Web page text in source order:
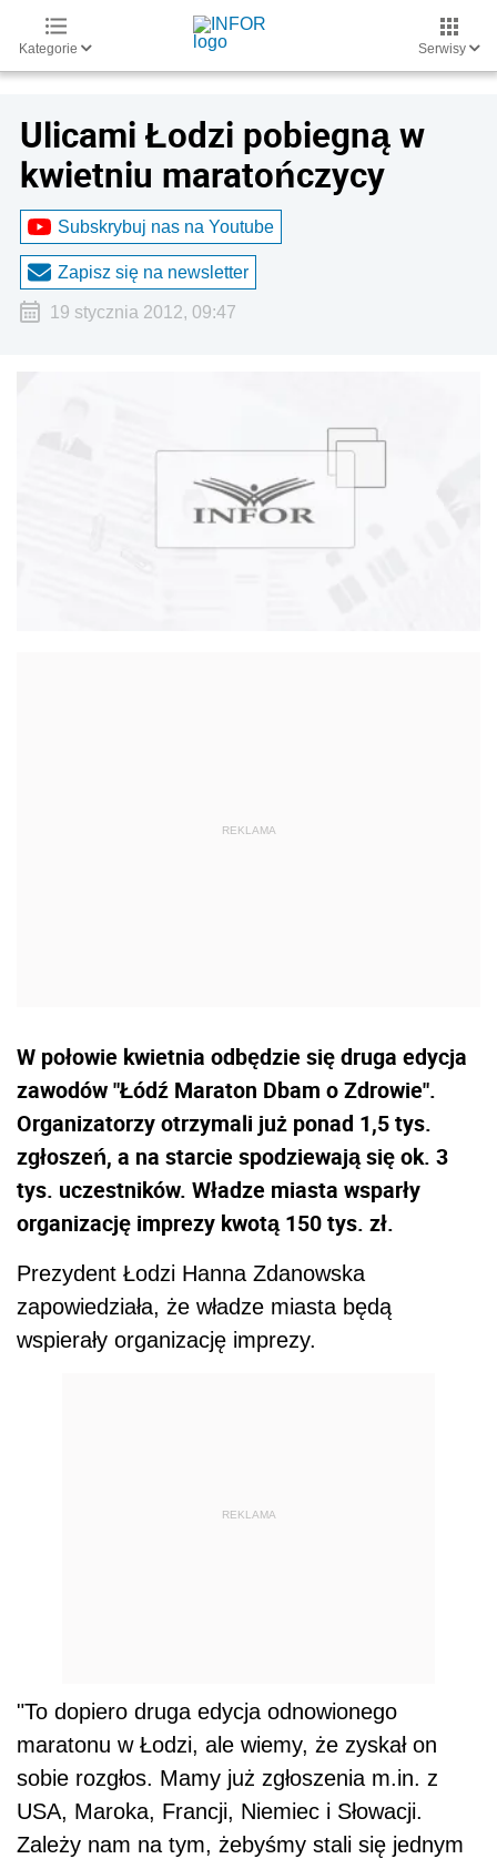
Kategorie Serwisy
Ulicami Łodzi pobiegną w
kwietniu maratończycy
Subskrybuj nas na Youtube
Zapisz się na newsletter
19 stycznia 2012, 09:47
W połowie kwietnia odbędzie się druga edycja
zawodów "Łódź Maraton Dbam o Zdrowie".
Organizatorzy otrzymali już ponad 1,5 tys.
zgłoszeń, a na starcie spodziewają się ok. 3
tys. uczestników. Władze miasta wsparły
organizację imprezy kwotą 150 tys. zł.
Prezydent Łodzi Hanna Zdanowska
zapowiedziała, że władze miasta będą
wspierały organizację imprezy.
REKLAMA
"To dopiero druga edycja odnowionego
maratonu w Łodzi, ale wiemy, że zyskał on
sobie rozgłos. Mamy już zgłoszenia m.in. z
USA, Maroka, Francji, Niemiec i Słowacji.
Zależy nam na tym, żebyśmy stali się jednym